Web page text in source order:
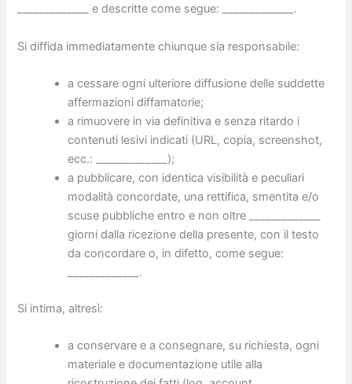
_____________ e descritte come segue: _____________.
Si diffida immediatamente chiunque sia responsabile:
a cessare ogni ulteriore diffusione delle suddette
affermazioni diffamatorie;
a rimuovere in via definitiva e senza ritardo i
contenuti lesivi indicati (URL, copia, screenshot,
ecc.: _____________);
a pubblicare, con identica visibilità e peculiari
modalità concordate, una rettifica, smentita e/o
scuse pubbliche entro e non oltre _____________
giorni dalla ricezione della presente, con il testo
da concordare o, in difetto, come segue:
_____________.
Si intima, altresì:
a conservare e a consegnare, su richiesta, ogni
materiale e documentazione utile alla